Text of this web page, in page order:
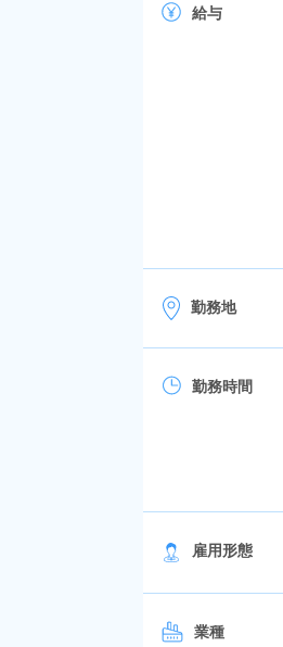
給与
勤務地
勤務時間
雇用形態
業種